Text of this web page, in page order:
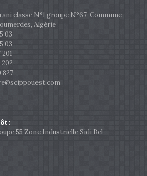
classe N°1 groupe N°67 Commune
Algérie
03
03
:
55 Zone Industrielle Sidi Bel